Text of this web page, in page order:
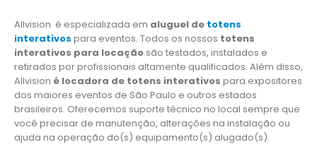
Allvision é especializada em aluguel de totens
interativos para eventos. Todos os nossos totens
interativos para locação são testados, instalados e
retirados por profissionais altamente qualificados. Além disso,
Allvision é locadora de totens interativos para expositores
dos maiores eventos de São Paulo e outros estados
brasileiros. Oferecemos suporte técnico no local sempre que
você precisar de manutenção, alterações na instalação ou
ajuda na operação do(s) equipamento(s) alugado(s).